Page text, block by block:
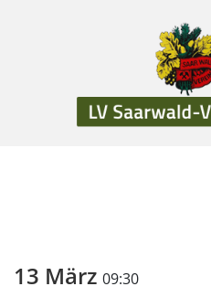
13 März 09:30